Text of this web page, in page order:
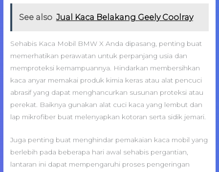
See also Jual Kaca Belakang Geely Coolray
Sehabis Kaca Mobil BMW X Anda dipasang, penting buat
memerhatikan perawatan untuk perpanjang usia dan
memproteksi kemampuannya. Hindarkan membersihkan
kaca anyar memakai produk kimia keras atau alat pencuci
abrasif yang dapat menghancurkan susunan proteksi atau
perekat. Baiknya gunakan alat cuci kaca yang lembut dan
lap mikrofiber buat melenyapkan kotoran serta sidik jemari.
Juga penting buat menghindar pemakaian kaca mobil yang
berlebih pada beberapa hari awal sehabis pergantian,
lantaran ini dapat mempengaruhi proses pengeringan